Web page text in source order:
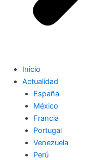
Inicio
Actualidad
España
México
Francia
Portugal
Venezuela
Perú